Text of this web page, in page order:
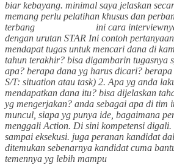
biar kebayang. minimal saya jelaskan
memang perlu pelatihan khusus dan
terbang
ini cara
dengan urutan STAR Ini contoh
mendapat tugas untuk mencari dana di
tahun terakhir? bisa digambarin tugasnya
apa? berapa dana yg harus dicari?
S/T: situation atau task) 2. Apa yg anda
mendapatkan dana itu? bisa dijelaskan
yg mengerjakan? anda sebagai apa di tim
muncul, siapa yg punya ide, bagaimana
menggali Action. Di sini kompetensi digali.
sampai eksekusi. juga peranan kandidat
ditemukan sebenarnya kandidat cuma
temennya yg lebih mampu